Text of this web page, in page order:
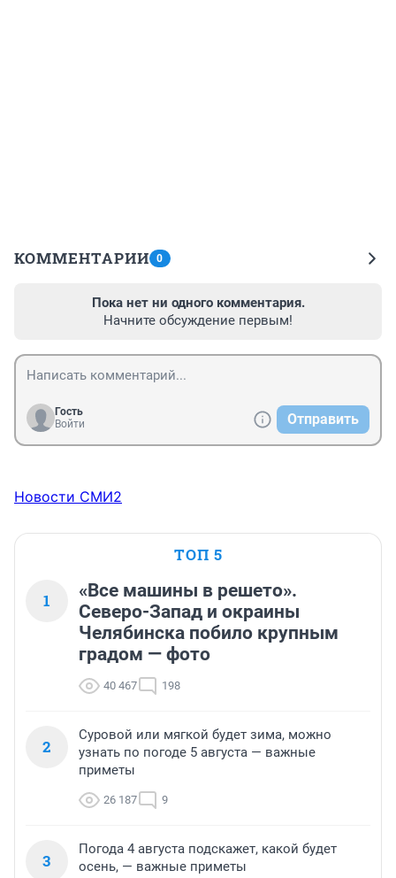
КОММЕНТАРИИ 0
Пока нет ни одного комментария.
Начните обсуждение первым!
Гость
Войти
Отправить
Новости СМИ2
ТОП 5
1
«Все машины в решето».
Северо-Запад и окраины
Челябинска побило крупным
градом — фото
40 467 198
2
Суровой или мягкой будет зима, можно
узнать по погоде 5 августа — важные
приметы
26 187 9
3
Погода 4 августа подскажет, какой будет
осень, — важные приметы